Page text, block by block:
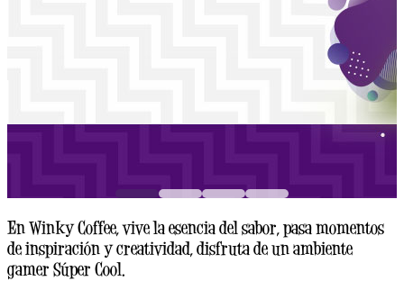
En Winky Coffee, vive la esencia del sabor, pasa momentos
de inspiración y creatividad, disfruta de un ambiente
gamer Súper Cool.